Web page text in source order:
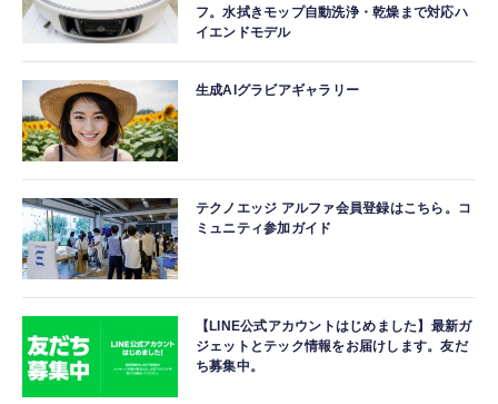
フ。水拭きモップ自動洗浄・乾燥まで対応ハ
イエンドモデル
生成AIグラビアギャラリー
テクノエッジ アルファ会員登録はこちら。コ
ミュニティ参加ガイド
【LINE公式アカウントはじめました】最新ガ
ジェットとテック情報をお届けします。友だ
ち募集中。